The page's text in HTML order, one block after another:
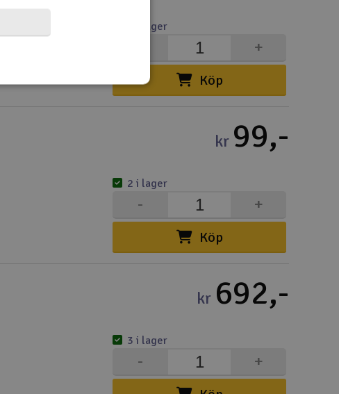
Köp
+
3 i lager
kr 99,-
Köp
+
-
2 i lager
kr 692,-
+
-
3 i lager